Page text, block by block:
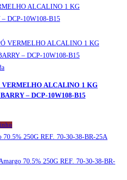
VERMELHO ALCALINO 1 KG
– DCP-10W108-B15